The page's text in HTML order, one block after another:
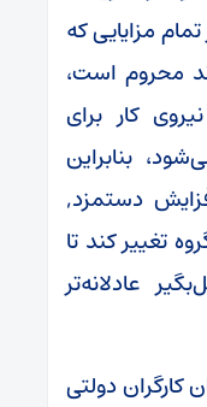
مزایایی که
محروم است،
کار برای
بنابراین
دستمزد,
تغییر کند تا
عادلانه‌تر
کارگران دولتی